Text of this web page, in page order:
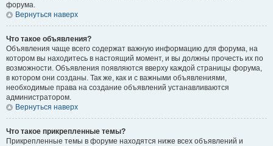
форума.
Вернуться наверх
Что такое объявления?
Объявления чаще всего содержат важную информацию для форума, на
котором вы находитесь в настоящий момент, и вы должны прочесть их по
возможности. Объявления появляются вверху каждой страницы форума,
в котором они созданы. Так же, как и с важными объявлениями,
необходимые права на создание объявлений устанавливаются
администратором.
Вернуться наверх
Что такое прикрепленные темы?
Прикрепленные темы в форуме находятся ниже всех объявлений и